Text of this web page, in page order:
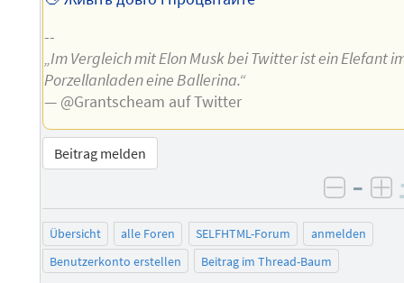
--
„Im Vergleich mit Elon Musk bei Twitter ist ein Elefant
Porzellanladen eine Ballerina.“
— @Grantscheam auf Twitter
Beitrag melden
–
Übersicht alle Foren SELFHTML-Forum
anmelden
Benutzerkonto erstellen
Beitrag im Thread-Baum